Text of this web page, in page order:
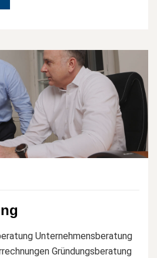
Unternehmensberatung
Gründungsberatung